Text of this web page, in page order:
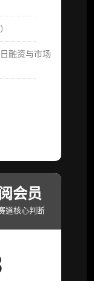
融资与市场
会员
道核心判断
版图已覆盖
融、支付体
体化呈现
报，快速获
内容（持续